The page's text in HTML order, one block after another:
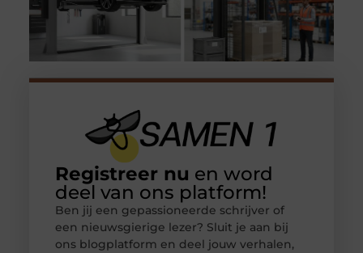
Registreer nu en word
deel van ons platform!
Ben jij een gepassioneerde schrijver of
een nieuwsgierige lezer? Sluit je aan bij
ons blogplatform en deel jouw verhalen,